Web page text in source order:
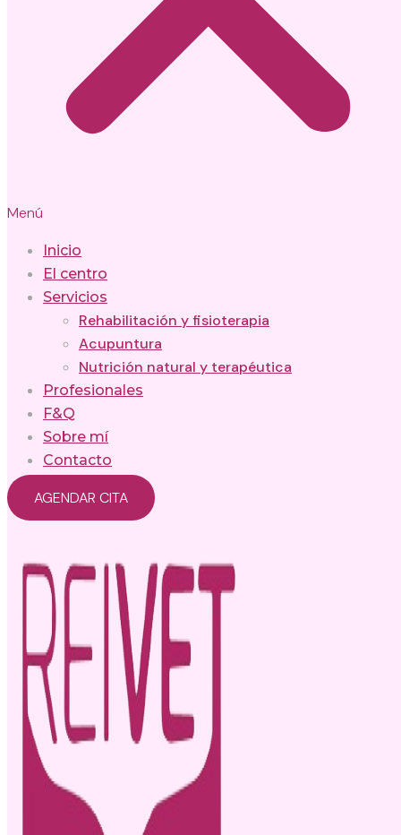
Menú
Inicio
El centro
Servicios
Rehabilitación y fisioterapia
Acupuntura
Nutrición natural y terapéutica
Profesionales
F&Q
Sobre mí
Contacto
AGENDAR CITA